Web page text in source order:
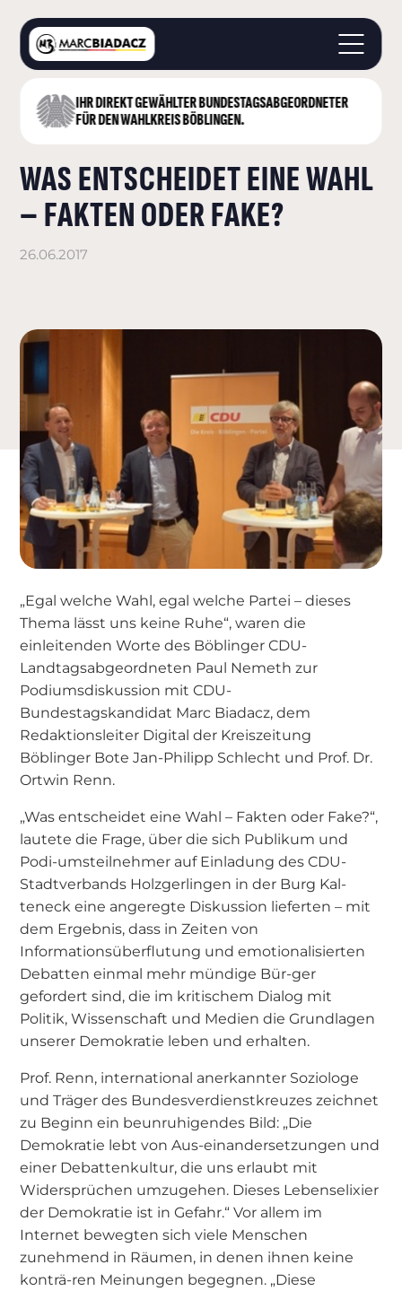
IHR DIREKT GEWÄHLTER BUNDESTAGS­ABGEORDNETER
FÜR DEN WAHLKREIS BÖBLINGEN.
STARTSEITE
LANDKREIS BÖBLINGEN
DEUTSCHER BUNDESTAG
AKTUELLES
WAS ENTSCHEIDET EINE WAHL
– FAKTEN ODER FAKE?
26.06.2017
„Egal welche Wahl, egal welche Partei – dieses
Thema lässt uns keine Ruhe“, waren die
einleitenden Worte des Böblinger CDU-
Landtagsabgeordneten Paul Nemeth zur
Podiumsdiskussion mit CDU-
Bundestagskandidat Marc Biadacz, dem
Redaktionsleiter Digital der Kreiszeitung
Böblinger Bote Jan-Philipp Schlecht und Prof. Dr.
Ortwin Renn.
„Was entscheidet eine Wahl – Fakten oder Fake?“,
lautete die Frage, über die sich Publikum und
Podi-umsteilnehmer auf Einladung des CDU-
Stadtverbands Holzgerlingen in der Burg Kal-
teneck eine angeregte Diskussion lieferten – mit
dem Ergebnis, dass in Zeiten von
Informationsüberflutung und emotionalisierten
Debatten einmal mehr mündige Bür-ger
gefordert sind, die im kritischem Dialog mit
Politik, Wissenschaft und Medien die Grundlagen
unserer Demokratie leben und erhalten.
Prof. Renn, international anerkannter Soziologe
und Träger des Bundesverdienstkreuzes zeichnet
zu Beginn ein beunruhigendes Bild: „Die
Demokratie lebt von Aus-einandersetzungen und
einer Debattenkultur, die uns erlaubt mit
Widersprüchen umzugehen. Dieses Lebenselixier
der Demokratie ist in Gefahr.“ Vor allem im
Internet bewegten sich viele Menschen
zunehmend in Räumen, in denen ihnen keine
konträ-ren Meinungen begegnen. „Diese